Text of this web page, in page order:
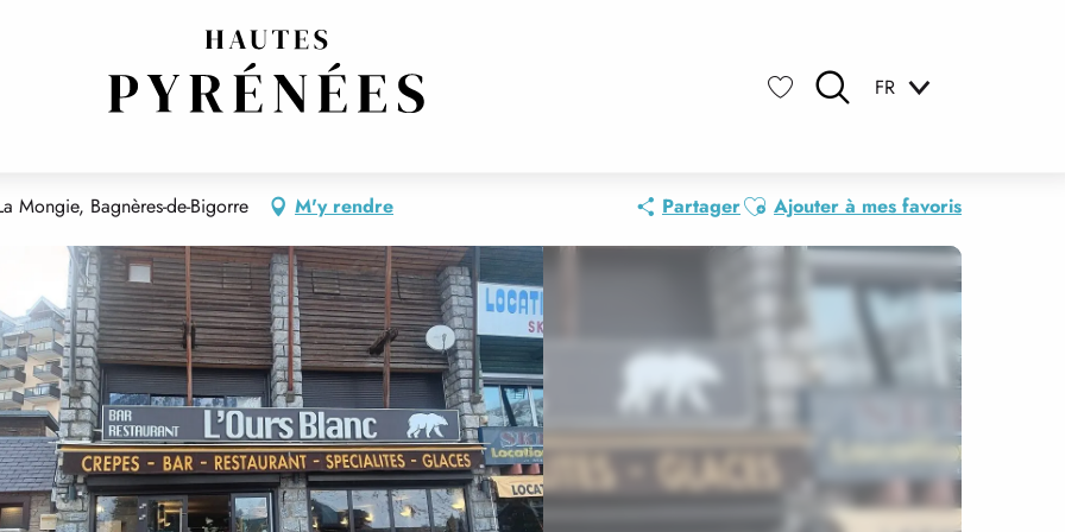
FR
Bagnères-de-Bigorre M'y rendre PartagerAjouter aux favoris
Ajouter à mes favoris